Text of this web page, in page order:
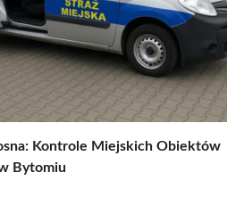
Kontrole Miejskich Obiektów
Bytomiu